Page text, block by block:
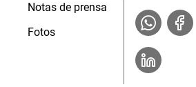
Notas de prensa
Fotos